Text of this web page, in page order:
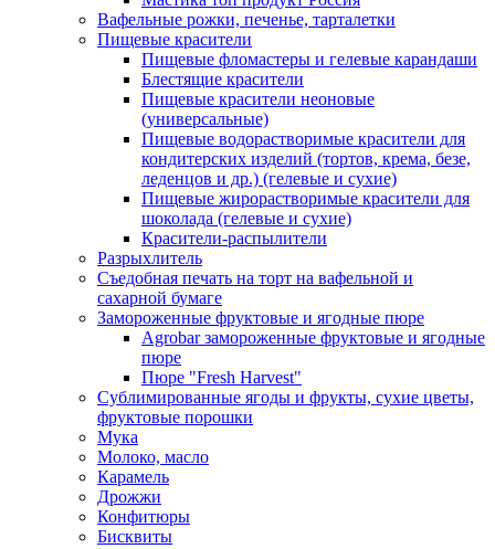
Вафельные рожки, печенье, тарталетки
Пищевые красители
Пищевые фломастеры и гелевые карандаши
Блестящие красители
Пищевые красители неоновые
(универсальные)
Пищевые водорастворимые красители для
кондитерских изделий (тортов, крема, безе,
леденцов и др.) (гелевые и сухие)
Пищевые жирорастворимые красители для
шоколада (гелевые и сухие)
Красители-распылители
Разрыхлитель
Съедобная печать на торт на вафельной и
сахарной бумаге
Замороженные фруктовые и ягодные пюре
Agrobar замороженные фруктовые и ягодные
пюре
Пюре "Fresh Harvest"
Сублимированные ягоды и фрукты, сухие цветы,
фруктовые порошки
Мука
Молоко, масло
Карамель
Дрожжи
Конфитюры
Бисквиты